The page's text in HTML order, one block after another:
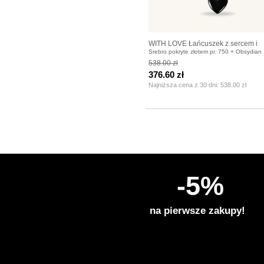
WITH LOVE Łańcuszek z sercem i
przekładanym zapięciem
Srebro pokryte złotem pr. 750 + Obsydian
538.00 zł
Najniższa cena z 30 dni: 538.00 zł
376.60 zł
-5%
na pierwsze zakupy!